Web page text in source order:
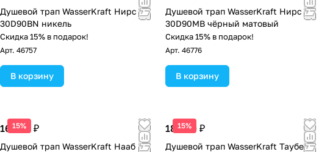
Душевой трап WasserKraft Нирс
30D90BN никель
Скидка 15% в подарок!
Арт. 46757
В корзину
Душевой трап WasserKraft Нирс
30D90MB чёрный матовый
Скидка 15% в подарок!
Арт.46776
В корзину
15%
16 790 ₽
Душевой трап WasserKraft Нааб
15%
18 990 ₽
Душевой трап WasserKraft Таубер